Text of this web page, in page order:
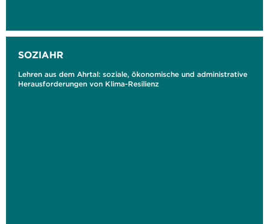
SOZIAHR
Lehren aus dem Ahrtal: soziale, ökonomische und administrative
Herausforderungen von Klima-Resilienz